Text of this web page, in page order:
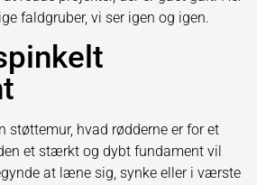
faldgruber, vi ser igen og igen.
støttemur, hvad rødderne er for et
et stærkt og dybt fundament vil
at læne sig, synke eller i værste